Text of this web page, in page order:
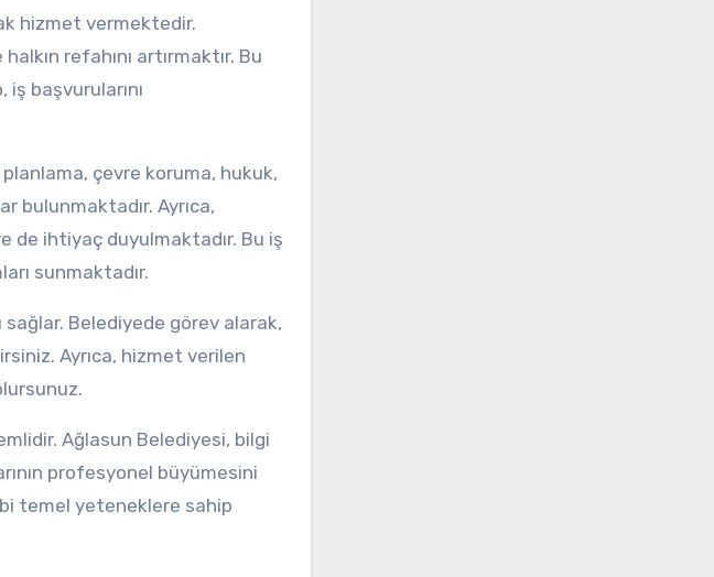
hizmet vermektedir.
refahını artırmaktır. Bu
başvurularını
çevre koruma, hukuk,
bulunmaktadır. Ayrıca,
de ihtiyaç duyulmaktadır. Bu iş
sunmaktadır.
Belediyede görev alarak,
Ayrıca, hizmet verilen
Ağlasun Belediyesi, bilgi
profesyonel büyümesini
temel yeteneklere sahip